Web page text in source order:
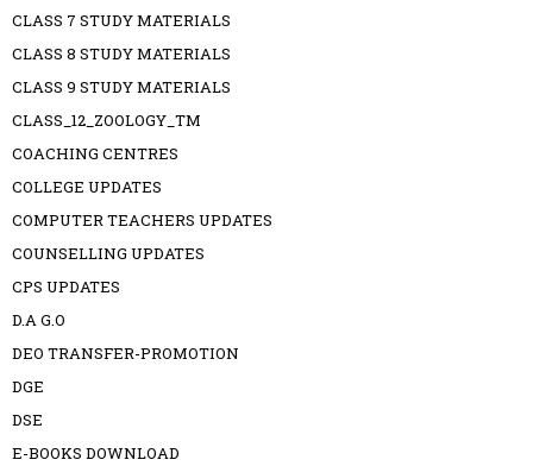
CLASS 7 STUDY MATERIALS
CLASS 8 STUDY MATERIALS
CLASS 9 STUDY MATERIALS
CLASS_12_ZOOLOGY_TM
COACHING CENTRES
COLLEGE UPDATES
COMPUTER TEACHERS UPDATES
COUNSELLING UPDATES
CPS UPDATES
D.A G.O
DEO TRANSFER-PROMOTION
DGE
DSE
E-BOOKS DOWNLOAD